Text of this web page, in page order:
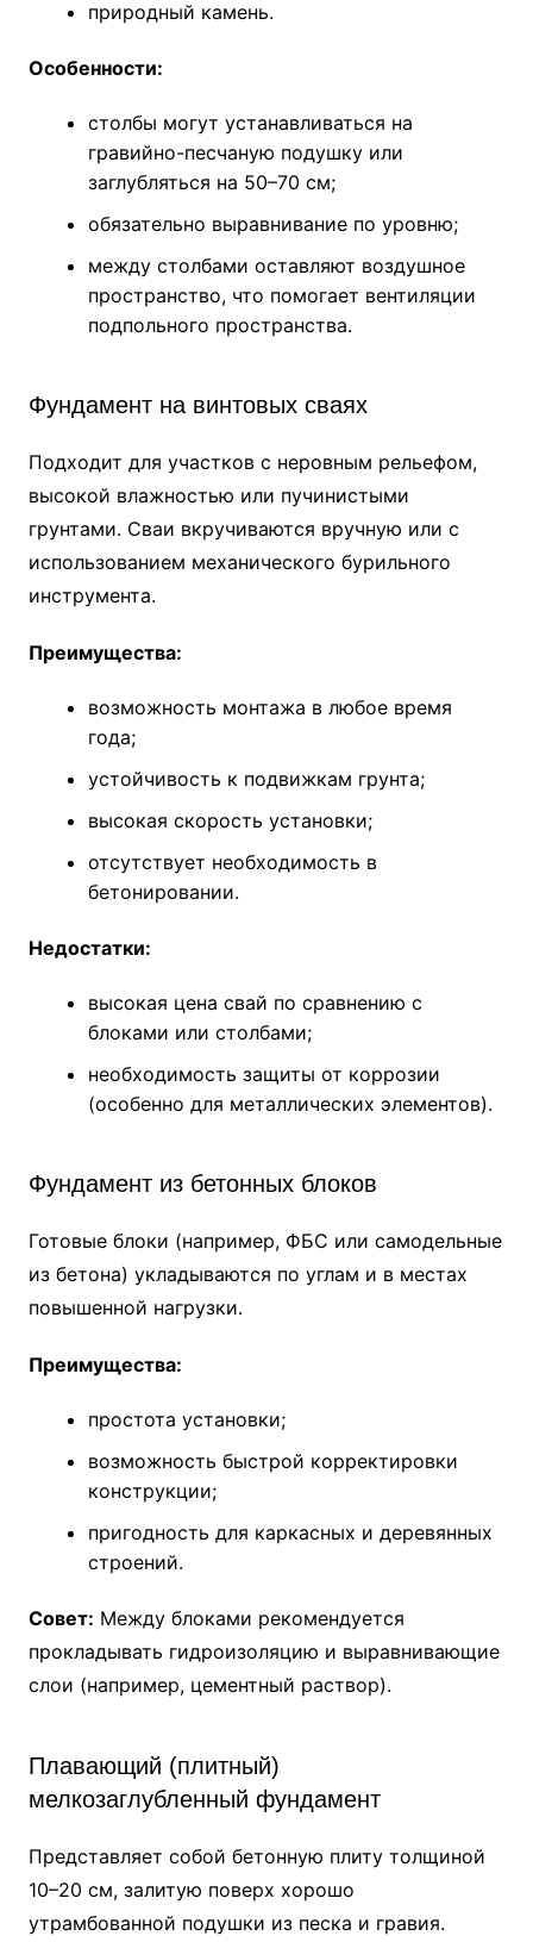
природный камень.
Особенности:
столбы могут устанавливаться на
гравийно-песчаную подушку или
заглубляться на 50–70 см;
обязательно выравнивание по уровню;
между столбами оставляют воздушное
пространство, что помогает вентиляции
подпольного пространства.
Фундамент на винтовых сваях
Подходит для участков с неровным рельефом,
высокой влажностью или пучинистыми
грунтами. Сваи вкручиваются вручную или с
использованием механического бурильного
инструмента.
Преимущества:
возможность монтажа в любое время
года;
устойчивость к подвижкам грунта;
высокая скорость установки;
отсутствует необходимость в
бетонировании.
Недостатки:
высокая цена свай по сравнению с
блоками или столбами;
необходимость защиты от коррозии
(особенно для металлических элементов).
Фундамент из бетонных блоков
Готовые блоки (например, ФБС или самодельные
из бетона) укладываются по углам и в местах
повышенной нагрузки.
Преимущества:
простота установки;
возможность быстрой корректировки
конструкции;
пригодность для каркасных и деревянных
строений.
Совет: Между блоками рекомендуется
прокладывать гидроизоляцию и выравнивающие
слои (например, цементный раствор).
Плавающий (плитный)
мелкозаглубленный фундамент
Представляет собой бетонную плиту толщиной
10–20 см, залитую поверх хорошо
утрамбованной подушки из песка и гравия.